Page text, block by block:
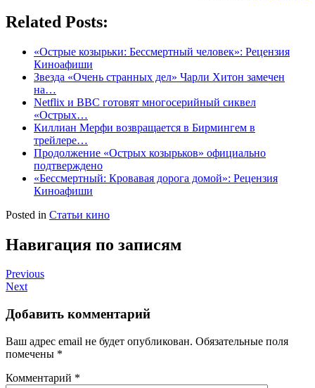
Related Posts:
«Острые козырьки: Бессмертный человек»: Рецензия
Киноафиши
Звезда «Очень странных дел» Чарли Хитон замечен
на…
Netflix и BBC готовят многосерийный сиквел
«Острых…
Киллиан Мерфи возвращается в Бирмингем в
трейлере…
Продолжение «Острых козырьков» официально
подтверждено
«Бессмертный: Кровавая дорога домой»: Рецензия
Киноафиши
Posted in Статьи кино
Навигация по записям
Previous
Next
Добавить комментарий
Ваш адрес email не будет опубликован. Обязательные поля
помечены *
Комментарий *